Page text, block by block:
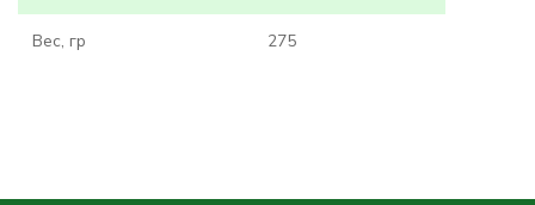
Вес, гр 275